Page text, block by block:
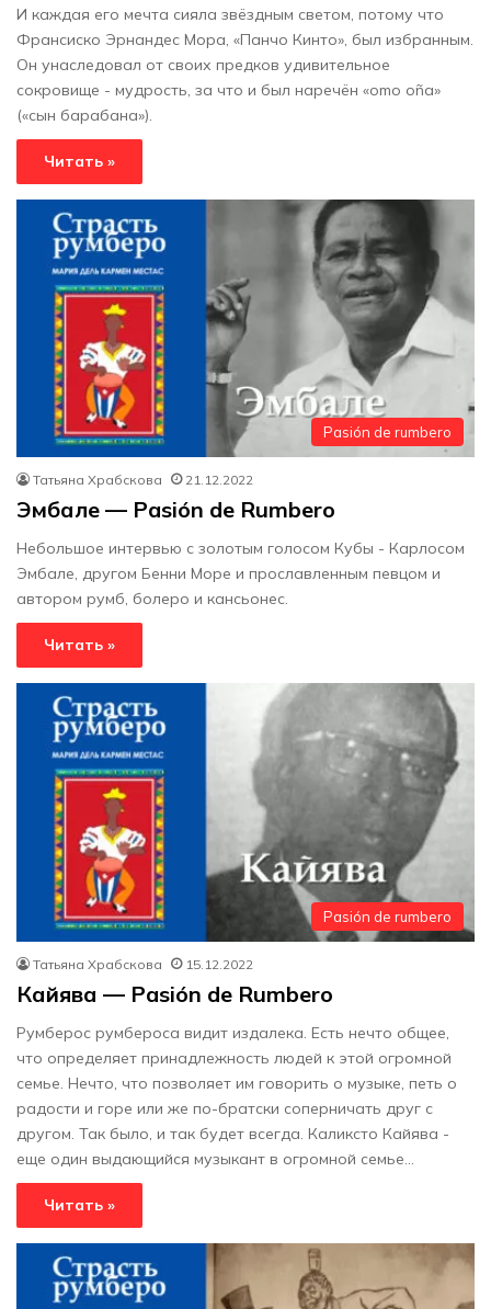
И каждая его мечта сияла звёздным светом, потому что
Франсиско Эрнандес Мора, «Панчо Кинто», был избранным.
Он унаследовал от своих предков удивительное
сокровище - мудрость, за что и был наречён «omo oña»
(«сын барабана»).
Читать »
Pasión de rumbero
Татьяна Храбскова 21.12.2022
Эмбале — Pasión de Rumbero
Небольшое интервью с золотым голосом Кубы - Карлосом
Эмбале, другом Бенни Море и прославленным певцом и
автором румб, болеро и кансьонес.
Читать »
Pasión de rumbero
Татьяна Храбскова 15.12.2022
Кайява — Pasión de Rumbero
Румберос румбероса видит издалека. Есть нечто общее,
что определяет принадлежность людей к этой огромной
семье. Нечто, что позволяет им говорить о музыке, петь о
радости и горе или же по-братски соперничать друг с
другом. Так было, и так будет всегда. Каликсто Кайява -
еще один выдающийся музыкант в огромной семье…
Читать »